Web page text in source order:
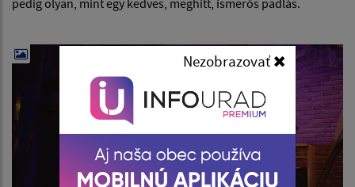
Nezobrazovať
pedig olyan, mint egy kedves, meghitt, ismerős padlás.